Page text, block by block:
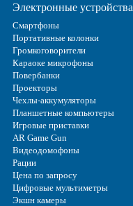
Электронные устройства
Смартфоны
Портативные колонки
Громкоговорители
Караоке микрофоны
Повербанки
Проекторы
Чехлы-аккумуляторы
Планшетные компьютеры
Игровые приставки
AR Game Gun
Видеодомофоны
Рации
Цена по запросу
Цифровые мультиметры
Экшн камеры